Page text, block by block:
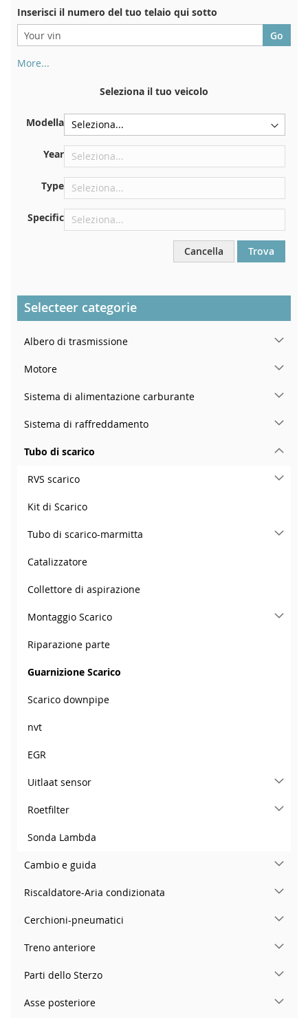
Inserisci il numero del tuo telaio qui sotto
More...
immatricolazione. E anche in macchina
Sulla piastra inferiore del sedile anteriore destro
Centrare contro la paratia sotto il cofano
Proprio nel vano motore
Nel montante della portiera posteriore destra
Seleziona il tuo veicolo
Modella
Year
Type
Specific
Cancella Trova
Selecteer categorie
Albero di trasmissione
Motore
Sistema di alimentazione carburante
Sistema di raffreddamento
Tubo di scarico
RVS scarico
Kit di Scarico
Tubo di scarico-marmitta
Catalizzatore
Collettore di aspirazione
Montaggio Scarico
Riparazione parte
Guarnizione Scarico
Scarico downpipe
nvt
EGR
Uitlaat sensor
Roetfilter
Sonda Lambda
Cambio e guida
Riscaldatore-Aria condizionata
Cerchioni-pneumatici
Treno anteriore
Parti dello Sterzo
Asse posteriore